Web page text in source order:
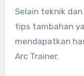
Selain teknik
tips tambahan
mendapatkan
Arc Trainer.